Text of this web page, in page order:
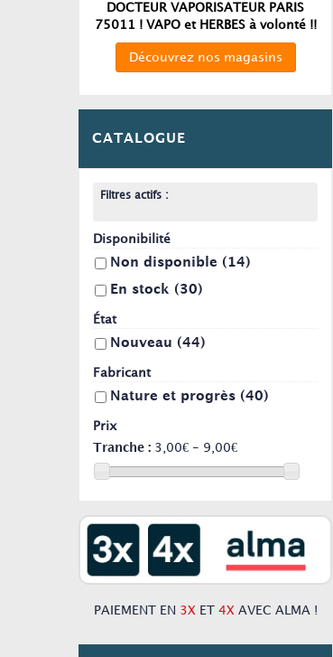
DOCTEUR VAPORISATEUR PARIS
75011 ! VAPO et HERBES à volonté !!
Découvrez nos magasins
CATALOGUE
Filtres actifs :
Disponibilité
Non disponible (14)
En stock (30)
État
Nouveau (44)
Fabricant
Nature et progrès (40)
Prix
Tranche : 3,00€ - 9,00€
PAIEMENT EN 3X ET 4X AVEC ALMA !